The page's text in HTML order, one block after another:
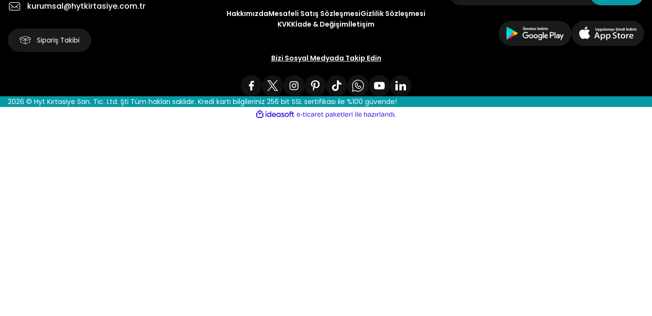
kurumsal@hytkirtasiye.com.tr
Sipariş Takibi
HakkımızdaMesafeli Satış SözleşmesiGizlilik Sözleşmesi
KVKKİade & Değişimİletişim
Bizi Sosyal Medyada Takip Edin
2026 © Hyt Kırtasiye San. Tic. Ltd. Şti Tüm hakları saklıdır. Kredi kartı bilgileriniz 256 bit SSL sertifikası ile %100 güvende!
ideasoft
e-